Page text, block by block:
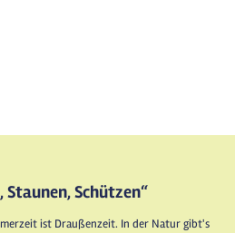
Schützen“
ist Draußenzeit. In der Natur gibt's